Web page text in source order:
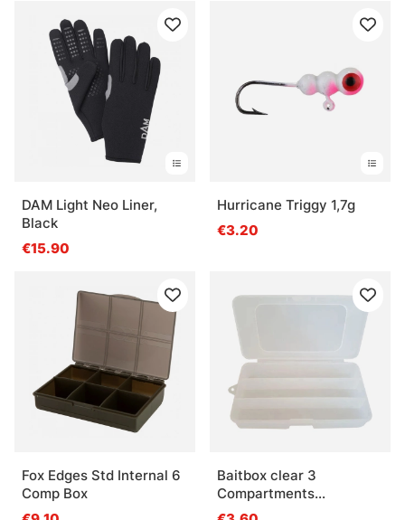
DAM Light Neo Liner,
Black
€15.90
Hurricane Triggy 1,7g
€3.20
Fox Edges Std Internal 6
Comp Box
Baitbox clear 3
Compartments
110x200mm